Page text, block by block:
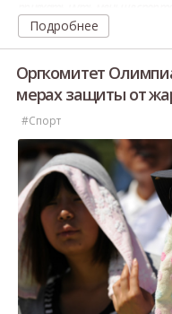
По словам ее пр
Подробнее
Оргкомитет
мерах защиты от
#Спорт